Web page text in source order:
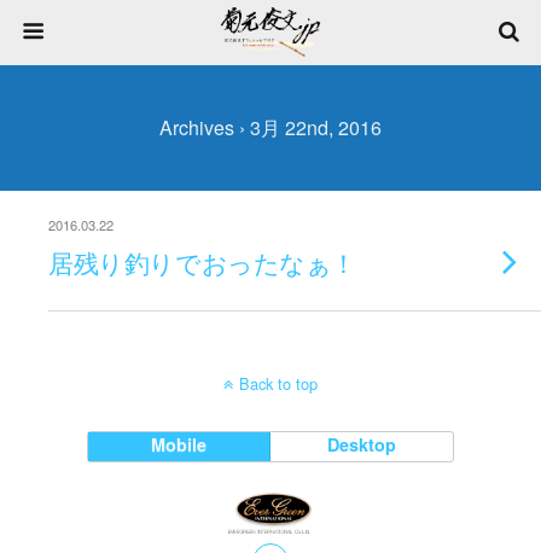
Archives › 3月 22nd, 2016
2016.03.22
居残り釣りでおったなぁ！
Back to top
Mobile Desktop